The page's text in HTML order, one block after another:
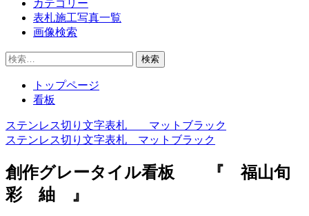
カテゴリー
表札施工写真一覧
画像検索
検
トップページ
看板
投
稿
ナ
ビ
ステンレス切り文字表札 マットブラック
ステンレス切り文字表札 マットブラック
創作グレータイル看板 『 福山旬
彩 紬 』